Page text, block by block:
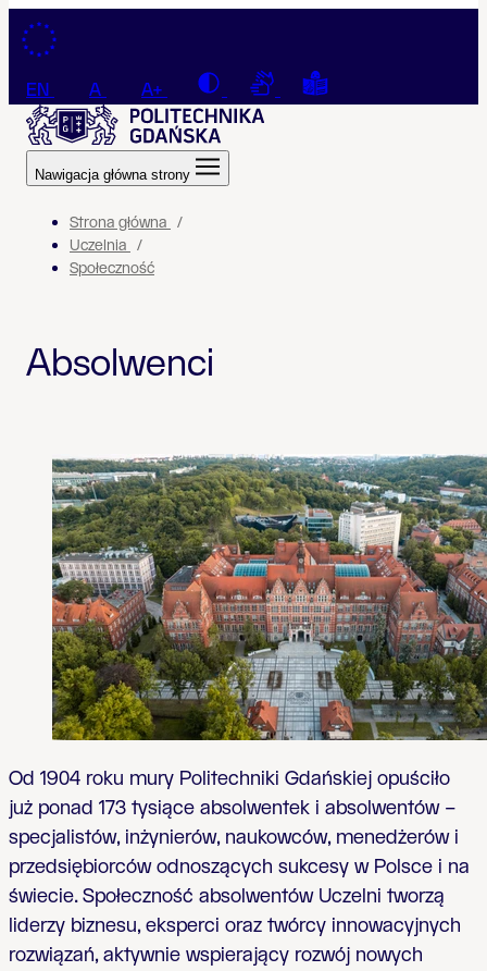
Przejdź do treści
EN A A+ Contrast Connection with a sign
Tekst łatwy do
Nawigacja główna strony
Strona główna
Uczelnia
Społeczność
Absolwenci
Od 1904 roku mury Politechniki Gdańskiej opuściło
już ponad 173 tysiące absolwentek i absolwentów –
specjalistów, inżynierów, naukowców, menedżerów i
przedsiębiorców odnoszących sukcesy w Polsce i na
świecie. Społeczność absolwentów Uczelni tworzą
liderzy biznesu, eksperci oraz twórcy innowacyjnych
rozwiązań, aktywnie wspierający rozwój nowych